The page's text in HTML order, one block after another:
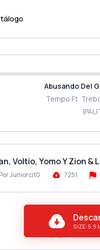
Abusando Del
Tempo Ft.
Voltio, Yomo Y Zion &
Por Juniorcit0 7251
SIZE: 5.9